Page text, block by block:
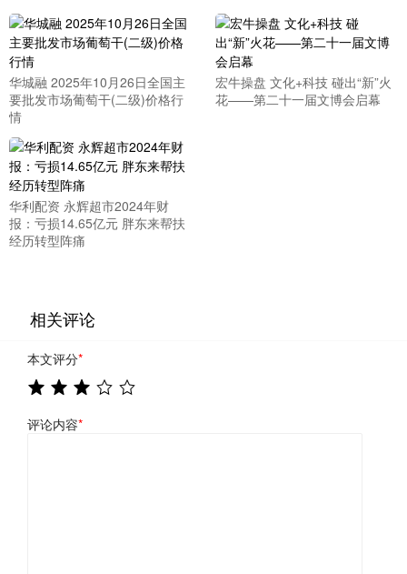
华城融 2025年10月26日全国主
要批发市场葡萄干(二级)价格行
情
宏牛操盘 文化+科技 碰出“新”火
花——第二十一届文博会启幕
华利配资 永辉超市2024年财
报：亏损14.65亿元 胖东来帮扶
经历转型阵痛
相关评论
本文评分*
评论内容*